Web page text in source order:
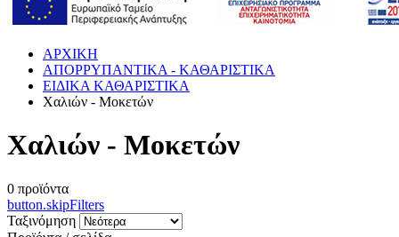
ΑΡΧΙΚΗ
ΑΠΟΡΡΥΠΑΝΤΙΚΑ - ΚΑΘΑΡΙΣΤΙΚΑ
ΕΙΔΙΚΑ ΚΑΘΑΡΙΣΤΙΚΑ
Χαλιών - Μοκετών
Χαλιών - Μοκετών
0 προϊόντα
button.skipFilters
Ταξινόμηση